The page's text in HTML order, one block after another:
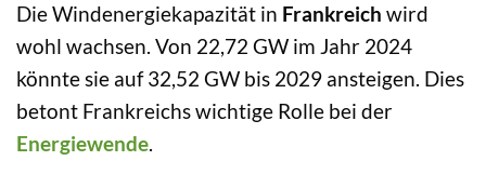
Die Windenergiekapazität in Frankreich wird
wohl wachsen. Von 22,72 GW im Jahr 2024
könnte sie auf 32,52 GW bis 2029 ansteigen. Dies
betont Frankreichs wichtige Rolle bei der
Energiewende.